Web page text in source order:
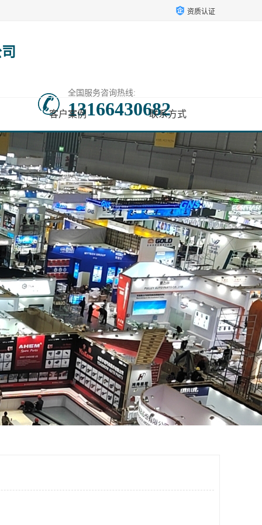
资质认证
全国服务咨询热线:
13166430682
客户案例 联系方式